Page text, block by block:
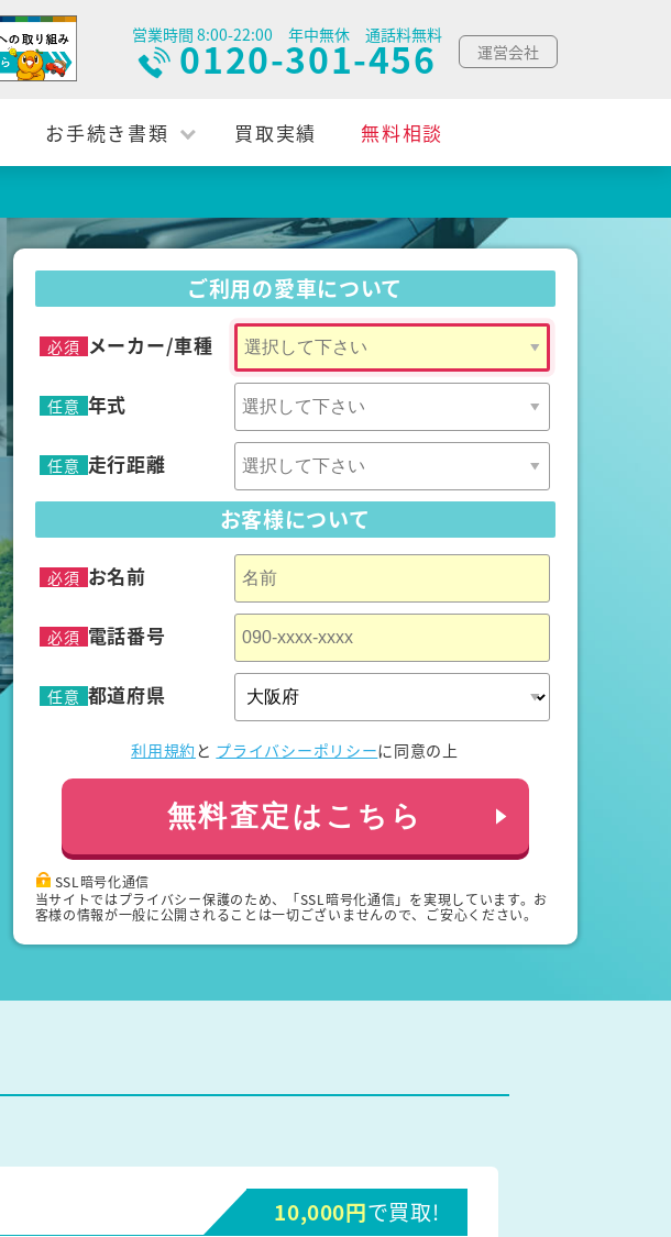
営業時間 8:00-22:00 年中無休 通話料無料
0120-301-456 運営会社
お手続き書類 買取実績 無料相談
ご利用の愛車について
必須 メーカー/車種
任意 年式
任意 走行距離
お客様について
必須 お名前
必須 電話番号
任意 都道府県
利用規約 と プライバシーポリシーに同意の上
無料査定はこちら
SSL暗号化通信
当サイトではプライバシー保護のため、「SSL暗号化通信」を実現しています。お
客様の情報が一般に公開されることは一切ございませんので、ご安心ください。
10,000円で買取!